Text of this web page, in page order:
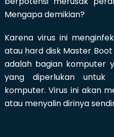
Mengapa demikian?
Karena virus ini
atau hard disk Master
adalah bagian komputer
yang diperlukan untuk
komputer. Virus ini akan
atau menyalin dirinya